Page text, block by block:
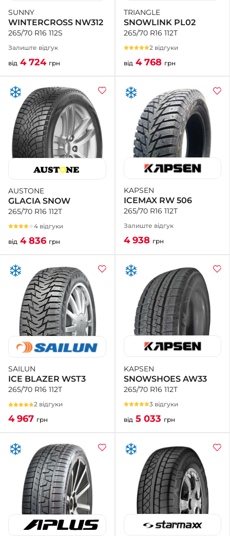
SUNNY
WINTERCROSS NW312
265/70 R16 112S
Залиште відгук
від 4 724 грн
TRIANGLE
SNOWLINK PL02
265/70 R16 112T
2 відгуки
від 4 768 грн
AUSTONE
GLACIA SNOW
265/70 R16 112T
4 відгуки
від 4 836 грн
KAPSEN
ICEMAX RW 506
265/70 R16 112T
Залиште відгук
4 938 грн
SAILUN
ICE BLAZER WST3
265/70 R16 112T
2 відгуки
4 967 грн
KAPSEN
SNOWSHOES AW33
265/70 R16 112T
3 відгуки
від 5 033 грн